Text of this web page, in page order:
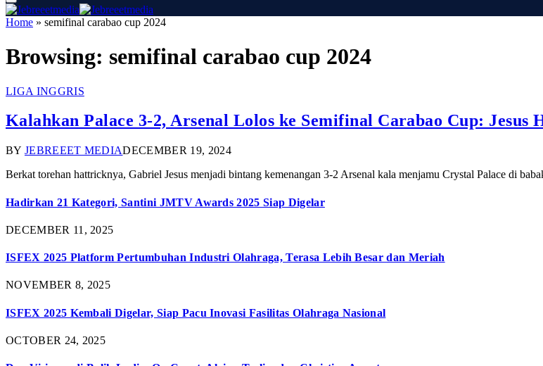
Home » semifinal carabao cup 2024
Browsing: semifinal carabao cup 2024
LIGA INGGRIS
Kalahkan Palace 3-2, Arsenal Lolos ke Semifinal Carabao Cup:
BY JEBREEET MEDIADECEMBER 19, 2024
Berkat torehan hattricknya, Gabriel Jesus menjadi bintang kemenangan 3-2 Arsenal kala menjamu Crystal Palace di
Hadirkan 21 Kategori, Santini JMTV Awards 2025 Siap Digelar
DECEMBER 11, 2025
ISFEX 2025 Platform Pertumbuhan Industri Olahraga, Terasa Lebih Besar dan Meriah
NOVEMBER 8, 2025
ISFEX 2025 Kembali Digelar, Siap Pacu Inovasi Fasilitas Olahraga Nasional
OCTOBER 24, 2025